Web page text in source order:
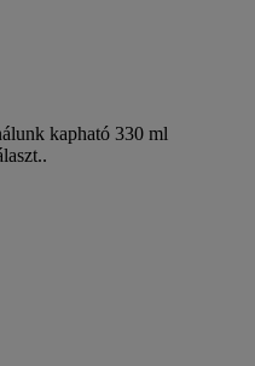
kapható 330 ml